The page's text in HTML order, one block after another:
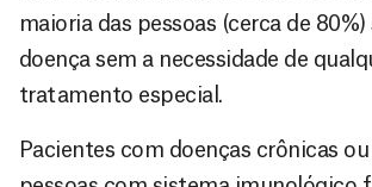
maioria das pessoas (cerca de
doença sem a necessidade de
tratamento especial.
Pacientes com doenças crônicas ou